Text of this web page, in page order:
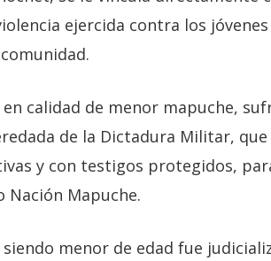
ejercida contra los
calidad de menor mapuche,
de la Dictadura Militar,
y con testigos protegidos,
Nación Mapuche.
siendo menor de edad fue